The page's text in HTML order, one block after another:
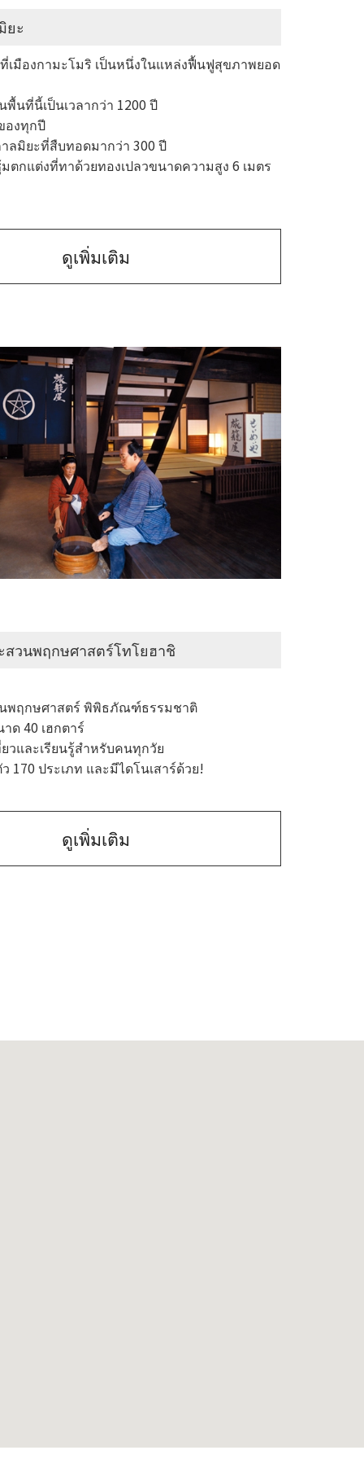
ยะ
เมืองกามะโมริ เป็นหนึ่งในแหล่งฟื้นฟูสุขภาพยอด
นที่นี้เป็นเวลากว่า 1200 ปี
องทุกปี
ลมิยะที่สืบทอดมากว่า 300 ปี
กแต่งที่ทาด้วยทองเปลวขนาดความสูง 6 เมตร
ดูเพิ่มเติม
สวนพฤกษศาสตร์โทโยฮาชิ
พฤกษศาสตร์ พิพิธภัณฑ์ธรรมชาติ
ด 40 เฮกตาร์
วและเรียนรู้สำหรับคนทุกวัย
170 ประเภท และมีไดโนเสาร์ด้วย!
ดูเพิ่มเติม